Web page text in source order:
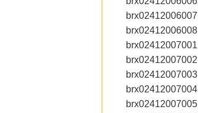
brx02412006007
brx02412006008
brx02412007001
brx02412007002
brx02412007003
brx02412007004
brx02412007005